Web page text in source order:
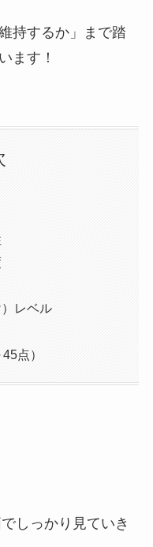
持するか」まで踏
ます！
）レベル
点）
しっかり見ていき